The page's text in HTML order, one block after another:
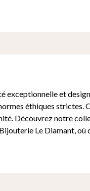
exceptionnelle et design
éthiques strictes.
Découvrez notre
Le Diamant, où